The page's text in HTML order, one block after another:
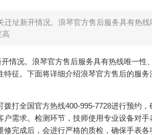
址新开情况。浪琴官方售后服务具有热
高
情况。浪琴官方售后服务具有热线唯一性
征。下面将详细介绍浪琴官方售后的服
打全国官方热线400-995-7728进行预约
需求。检测环节，技师使用专业设备对
完成后，会进行严格的质检，确保手表